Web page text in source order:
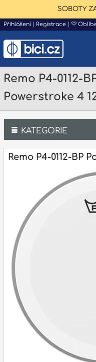
SOBOTY
Přihlášení | Registrace |
Remo P4-0112-
Powerstroke 4
KATEGORIE
Bicí
Kytary a strunné
Dechy
Příslušenství
Dárkové předměty
Noty a knihy
Remo P4-0112-BP